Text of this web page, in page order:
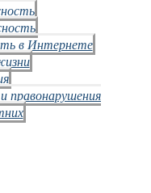
в Интернете
правонарушения